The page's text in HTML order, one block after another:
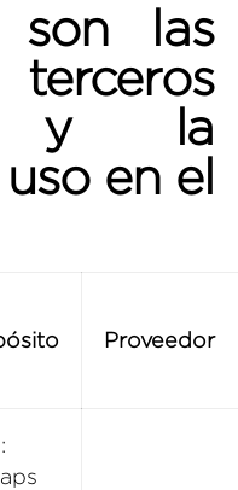
son las
y la
en el
Proveedor